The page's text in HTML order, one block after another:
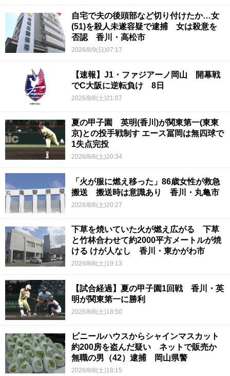
自宅で夫の後頭部など切り付けたか…女
(51)を殺人未遂容疑で逮捕 女は殺意を
否認 香川・高松市
2026/8/9(日)07:17
【速報】J1・ファジアーノ岡山 開幕戦
でC大阪に逆転負け 8日
2026/8/8(土)21:07
夏の甲子園 英明(香川)が関東第一(東東
京)との投手戦制す エース冨岡は無四球で
1失点完投
2026/8/8(土)20:34
「火が服に燃え移った」86歳女性が救急
搬送 搬送時は意識あり 香川・丸亀市
2026/8/8(土)20:27
下草を焼いていた火が燃え広がる 下草
と竹林合わせて約2000平方メートルが焼
ける けが人なし 香川・東かがわ市
2026/8/8(土)19:13
【試合経過】夏の甲子園1回戦 香川・英
明が関東第一に勝利
2026/8/8(土)18:50
ビニールハウスからシャインマスカット
約200房を盗んだ疑い ネットで販売か
無職の男（42）逮捕 岡山県警
2026/8/8(土)18:15